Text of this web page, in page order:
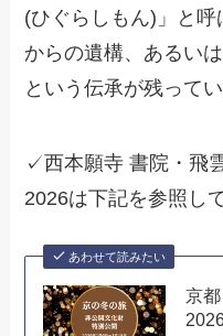
(ひぐらしもん)」と
からの遺構、あるい
という伝承が残ってい
✓西本願寺 書院・飛
2026は下記を参照し
あわせて読みたい
京